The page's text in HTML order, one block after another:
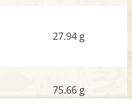
27.94 g
75.66 g